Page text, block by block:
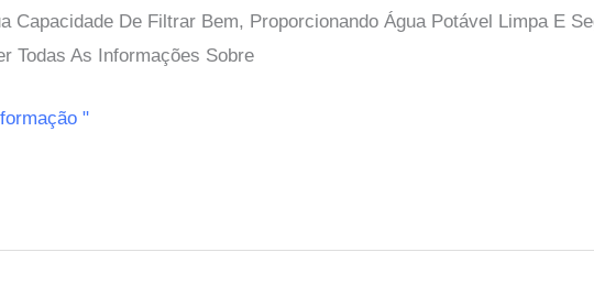
Capacidade De Filtrar Bem, Proporcionando Água Potável Limpa E
Todas As Informações Sobre
"